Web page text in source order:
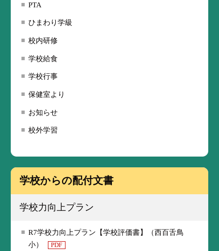
PTA
ひまわり学級
校内研修
学校給食
学校行事
保健室より
お知らせ
校外学習
学校からの配付文書
学校力向上プラン
R7学校力向上プラン【学校評価書】（西百舌鳥
小）
PDF